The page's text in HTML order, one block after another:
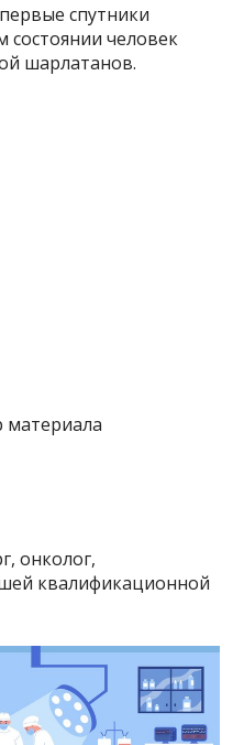
спутники
состоянии человек
шарлатанов.
материала
онколог,
квалификационной